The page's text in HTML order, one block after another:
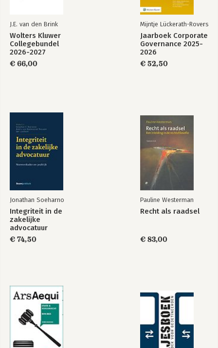
J.E. van den Brink
Wolters Kluwer
Collegebundel
2026-2027
€ 66,00
Mijntje Lückerath-Rovers
Jaarboek Corporate
Governance 2025-
2026
€ 52,50
Jonathan Soeharno
Integriteit in de
zakelijke
advocatuur
€ 74,50
Pauline Westerman
Recht als raadsel
€ 83,00